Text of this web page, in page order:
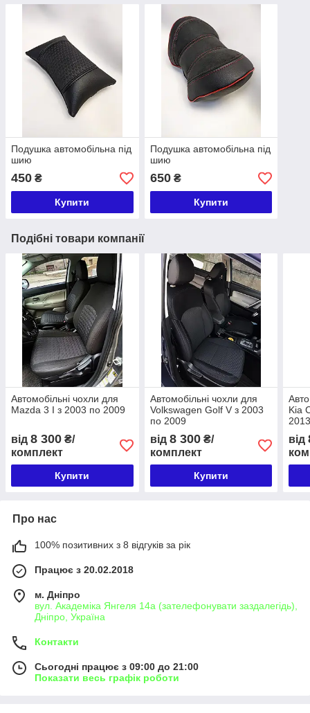
Подушка автомобільна під
шию
450 ₴
Купити
Подушка автомобільна під
шию
650₴
Купити
Подібні товари компанії
Автомобільні чохли для
Mazda 3 I з 2003 по 2009
від 8 300 ₴/
комплект
Купити
Автомобільні чохли для
Volkswagen Golf V з 2003
по 2009
від 8 300₴/
комплект
Купити
Kia
від
Про нас
100% позитивних з 8 відгуків за рік
Працює з 20.02.2018
м. Дніпро
вул. Академіка Янгеля 14а (зателефонувати заздалегідь),
Дніпро, Україна
Контакти
Сьогодні працює з 09:00 до 21:00
Показати весь графік роботи